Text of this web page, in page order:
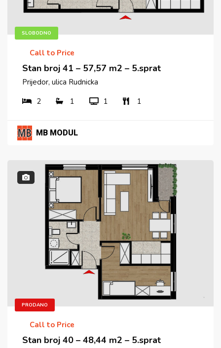
SLOBODNO
Call to Price
Stan broj 41 – 57,57 m2 – 5.sprat
Prijedor, ulica Rudnicka
2
1 1 1
MB MODUL
PRODANO
Call to Price
Stan broj 40 – 48,44 m2 – 5.sprat